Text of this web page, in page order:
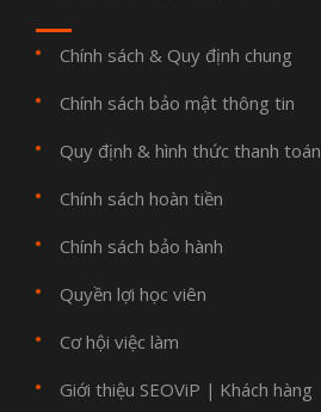
Chính sách & Quy định chung
Chính sách bảo mật thông tin
Quy định & hình thức thanh toán
Chính sách hoàn tiền
Chính sách bảo hành
Quyền lợi học viên
Cơ hội việc làm
Giới thiệu SEOViP | Khách hàng